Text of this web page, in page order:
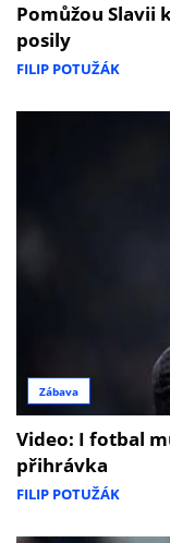
Pomůžou Slavii
posily
FILIP POTUŽÁK
Zábava
Video: I fotbal
přihrávka
FILIP POTUŽÁK